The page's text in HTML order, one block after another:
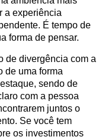
a experiência
É tempo de
forma de pensar.
de divergência com a
de uma forma
sendo de
com a pessoa
juntos o
Se você tem
os investimentos